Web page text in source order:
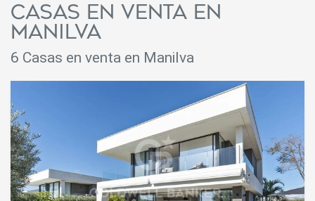
Casas en venta en
Manilva
6 Casas en venta en Manilva